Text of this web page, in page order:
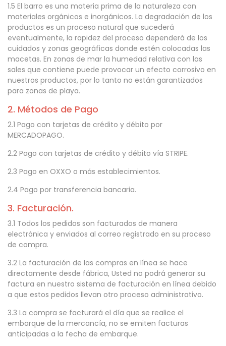
1.5 El barro es una materia prima de la naturaleza con
materiales orgánicos e inorgánicos. La degradación de los
productos es un proceso natural que sucederá
eventualmente, la rapidez del proceso dependerá de los
cuidados y zonas geográficas donde estén colocadas las
macetas. En zonas de mar la humedad relativa con las
sales que contiene puede provocar un efecto corrosivo en
nuestros productos, por lo tanto no están garantizados
para zonas de playa.
2. Métodos de Pago
2.1 Pago con tarjetas de crédito y débito por
MERCADOPAGO.
2.2 Pago con tarjetas de crédito y débito vía STRIPE.
2.3 Pago en OXXO o más establecimientos.
2.4 Pago por transferencia bancaria.
3. Facturación.
3.1 Todos los pedidos son facturados de manera
electrónica y enviados al correo registrado en su proceso
de compra.
3.2 La facturación de las compras en línea se hace
directamente desde fábrica, Usted no podrá generar su
factura en nuestro sistema de facturación en línea debido
a que estos pedidos llevan otro proceso administrativo.
3.3 La compra se facturará el día que se realice el
embarque de la mercancía, no se emiten facturas
anticipadas a la fecha de embarque.